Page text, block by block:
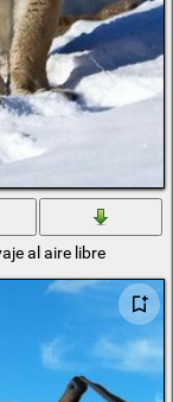
al aire libre